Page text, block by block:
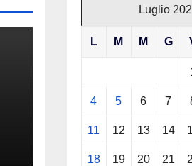
Luglio
L M M G
4 5 6 7
11 12 13 14
18 19 20 21